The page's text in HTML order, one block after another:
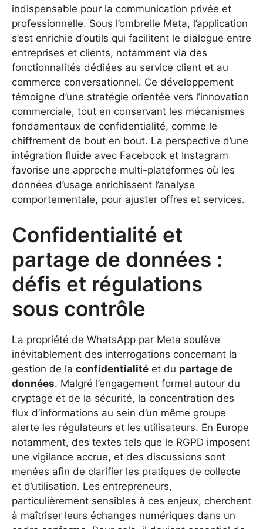
indispensable pour la communication privée et
professionnelle. Sous l’ombrelle Meta, l’application
s’est enrichie d’outils qui facilitent le dialogue entre
entreprises et clients, notamment via des
fonctionnalités dédiées au service client et au
commerce conversationnel. Ce développement
témoigne d’une stratégie orientée vers l’innovation
commerciale, tout en conservant les mécanismes
fondamentaux de confidentialité, comme le
chiffrement de bout en bout. La perspective d’une
intégration fluide avec Facebook et Instagram
favorise une approche multi-plateformes où les
données d’usage enrichissent l’analyse
comportementale, pour ajuster offres et services.
Confidentialité et
partage de données :
défis et régulations
sous contrôle
La propriété de WhatsApp par Meta soulève
inévitablement des interrogations concernant la
gestion de la confidentialité et du partage de
données. Malgré l’engagement formel autour du
cryptage et de la sécurité, la concentration des
flux d’informations au sein d’un même groupe
alerte les régulateurs et les utilisateurs. En Europe
notamment, des textes tels que le RGPD imposent
une vigilance accrue, et des discussions sont
menées afin de clarifier les pratiques de collecte
et d’utilisation. Les entrepreneurs,
particulièrement sensibles à ces enjeux, cherchent
à maîtriser leurs échanges numériques dans un